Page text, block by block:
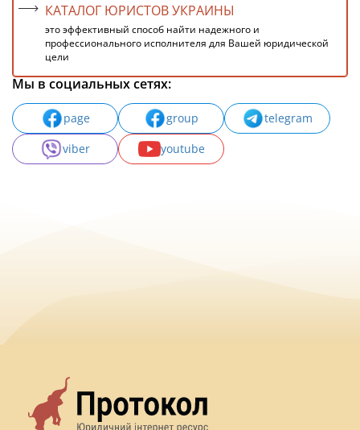
КАТАЛОГ ЮРИСТОВ УКРАИНЫ
это эффективный способ найти надежного и
профессионального исполнителя для Вашей юридической
цели
Мы в социальных сетях:
page group
telegram
viber
youtube